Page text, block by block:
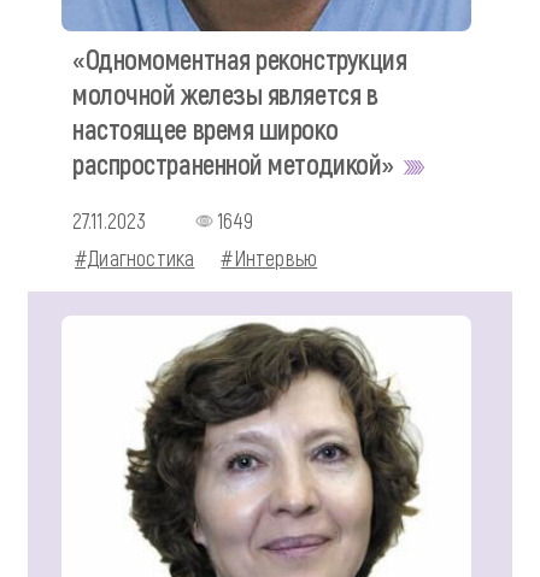
«Одномоментная реконструкция
молочной железы является в
настоящее время широко
распространенной методикой»
27.11.2023
1649
#Диагностика
#Интервью